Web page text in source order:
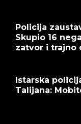
Policija
Skupio 16
zatvor i trajno
Istarska
Talijana: